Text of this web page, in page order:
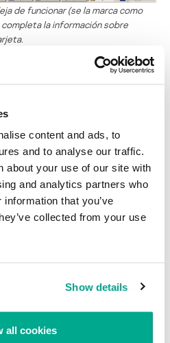
content and ads, to
and to analyse our traffic.
about your use of our site with
and analytics partners who
that you’ve
collected from your use
Show details
all cookies
de funcionar (se la marca como
completa la información sobre
como una aplicación
base de datos central. Este
conectado cree una nueva
y que la herramienta decida la
configurar la tarjeta.
tu tarjeta puede estar
debido a una mala
tarjetas EMV con datos robados